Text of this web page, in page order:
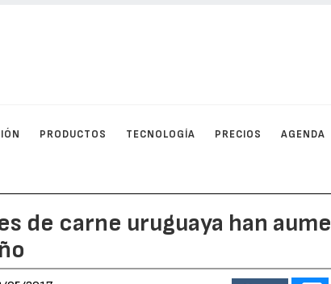
PRODUCTOS TECNOLOGÍA PRECIOS AGENDA
de carne uruguaya han